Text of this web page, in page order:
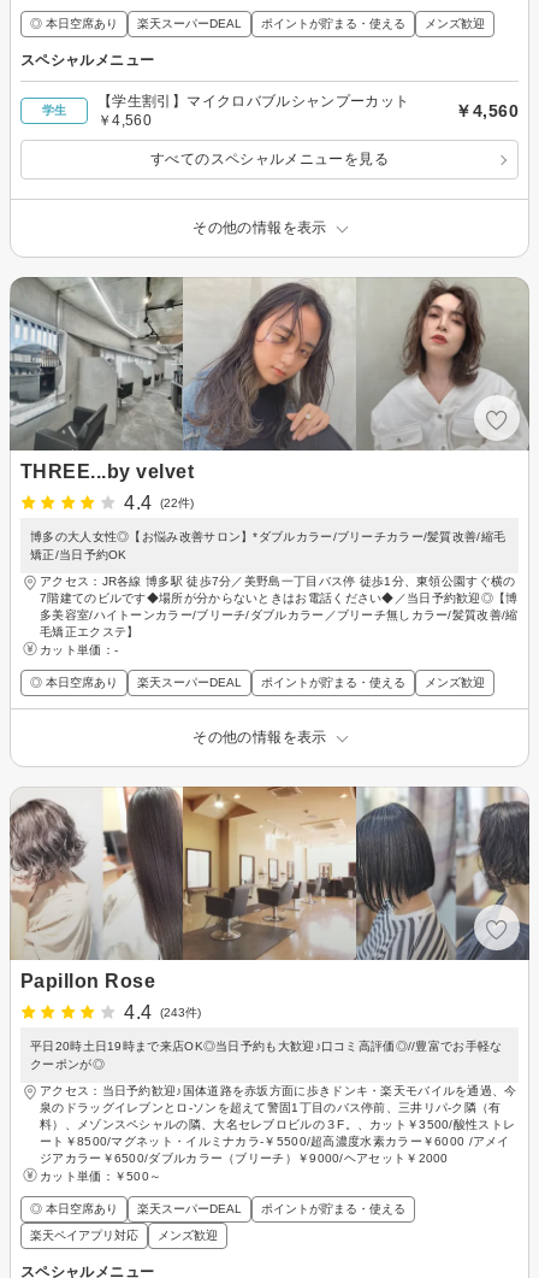
◎ 本日空席あり 楽天スーパーDEAL ポイントが貯まる・使える メンズ歓迎
スペシャルメニュー
学生
【学生割引】マイクロバブルシャンプーカット
￥4,560
￥4,560
すべてのスペシャルメニューを見る
その他の情報を表示
THREE...by velvet
4.4
(22件)
博多の大人女性◎【お悩み改善サロン】*ダブルカラー/ブリーチカラー/髪質改善/縮毛
矯正/当日予約OK
アクセス：JR各線 博多駅 徒歩7分／美野島一丁目バス停 徒歩1分、東領公園すぐ横の
7階建てのビルです◆場所が分からないときはお電話ください◆／当日予約歓迎◎【博
多美容室/ハイトーンカラー/ブリーチ/ダブルカラー／ブリーチ無しカラー/髪質改善/縮
毛矯正エクステ】
カット単価： -
◎ 本日空席あり 楽天スーパーDEAL ポイントが貯まる・使える メンズ歓迎
その他の情報を表示
Papillon Rose
4.4
(243件)
平日20時土日19時まで来店OK◎当日予約も大歓迎♪口コミ高評価◎//豊富でお手軽な
クーポンが◎
アクセス：当日予約歓迎♪国体道路を赤坂方面に歩きドンキ・楽天モバイルを通過、今
泉のドラッグイレブンとロ-ソンを超えて警固1丁目のバス停前、三井リパ-ク隣（有
料）、メゾンスペシャルの隣、大名セレブロビルの３F。、カット￥3500/酸性ストレ
ート￥8500/マグネット・イルミナカラ-￥5500/超高濃度水素カラー￥6000 /アメイ
ジアカラー￥6500/ダブルカラー（ブリーチ）￥9000/ヘアセット￥2000
カット単価： ￥500～
◎ 本日空席あり 楽天スーパーDEAL
ポイントが貯まる・使える
楽天ペイアプリ対応
メンズ歓迎
スペシャルメニュー